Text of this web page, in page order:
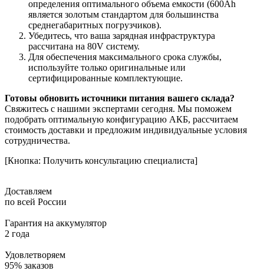
определения оптимального объема емкости (600Ah
является золотым стандартом для большинства
среднегабаритных погрузчиков).
Убедитесь, что ваша зарядная инфраструктура
рассчитана на 80V систему.
Для обеспечения максимального срока службы,
используйте только оригинальные или
сертифицированные комплектующие.
Готовы обновить источники питания вашего склада?
Свяжитесь с нашими экспертами сегодня. Мы поможем
подобрать оптимальную конфигурацию АКБ, рассчитаем
стоимость доставки и предложим индивидуальные условия
сотрудничества.
[Кнопка: Получить консультацию специалиста]
Доставляем
по всей России
Гарантия на аккумулятор
2 года
Удовлетворяем
95% заказов